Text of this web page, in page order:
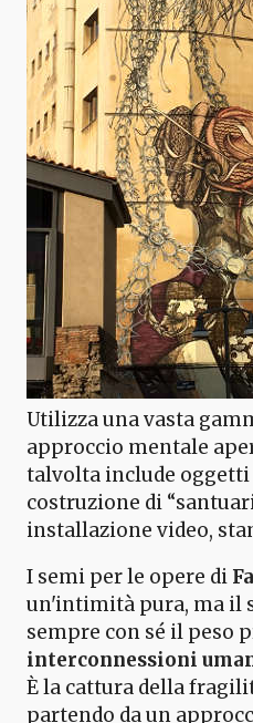
Utilizza una vasta
approccio mentale
talvolta include
costruzione di
installazione video,
I semi per le opere di
un'intimità pura, ma il
sempre con sé il peso
interconnessioni
È la cattura della
partendo da un